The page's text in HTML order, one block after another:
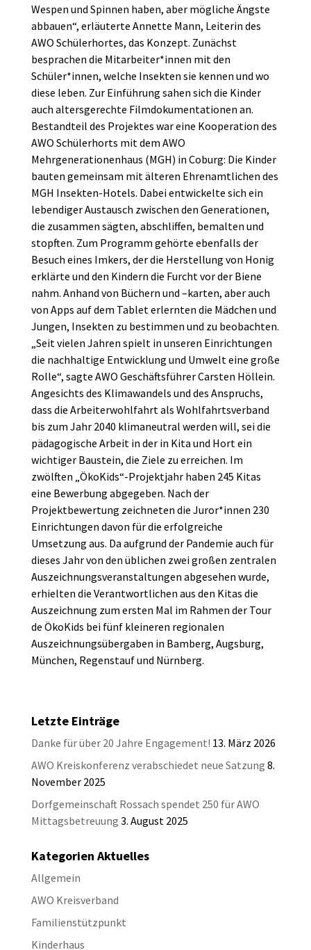
Wespen und Spinnen haben, aber mögliche Ängste
abbauen“, erläuterte Annette Mann, Leiterin des
AWO Schülerhortes, das Konzept. Zunächst
besprachen die Mitarbeiter*innen mit den
Schüler*innen, welche Insekten sie kennen und wo
diese leben. Zur Einführung sahen sich die Kinder
auch altersgerechte Filmdokumentationen an.
Bestandteil des Projektes war eine Kooperation des
AWO Schülerhorts mit dem AWO
Mehrgenerationenhaus (MGH) in Coburg: Die Kinder
bauten gemeinsam mit älteren Ehrenamtlichen des
MGH Insekten-Hotels. Dabei entwickelte sich ein
lebendiger Austausch zwischen den Generationen,
die zusammen sägten, abschliffen, bemalten und
stopften. Zum Programm gehörte ebenfalls der
Besuch eines Imkers, der die Herstellung von Honig
erklärte und den Kindern die Furcht vor der Biene
nahm. Anhand von Büchern und –karten, aber auch
von Apps auf dem Tablet erlernten die Mädchen und
Jungen, Insekten zu bestimmen und zu beobachten.
„Seit vielen Jahren spielt in unseren Einrichtungen
die nachhaltige Entwicklung und Umwelt eine große
Rolle“, sagte AWO Geschäftsführer Carsten Höllein.
Angesichts des Klimawandels und des Anspruchs,
dass die Arbeiterwohlfahrt als Wohlfahrtsverband
bis zum Jahr 2040 klimaneutral werden will, sei die
pädagogische Arbeit in der in Kita und Hort ein
wichtiger Baustein, die Ziele zu erreichen. Im
zwölften „ÖkoKids“-Projektjahr haben 245 Kitas
eine Bewerbung abgegeben. Nach der
Projektbewertung zeichneten die Juror*innen 230
Einrichtungen davon für die erfolgreiche
Umsetzung aus. Da aufgrund der Pandemie auch für
dieses Jahr von den üblichen zwei großen zentralen
Auszeichnungsveranstaltungen abgesehen wurde,
erhielten die Verantwortlichen aus den Kitas die
Auszeichnung zum ersten Mal im Rahmen der Tour
de ÖkoKids bei fünf kleineren regionalen
Auszeichnungsübergaben in Bamberg, Augsburg,
München, Regenstauf und Nürnberg.
Letzte Einträge
Danke für über 20 Jahre Engagement! 13. März 2026
AWO Kreiskonferenz verabschiedet neue Satzung 8.
November 2025
Dorfgemeinschaft Rossach spendet 250 für AWO
Mittagsbetreuung 3. August 2025
Kategorien Aktuelles
Allgemein
AWO Kreisverband
Familienstützpunkt
Kinderhaus